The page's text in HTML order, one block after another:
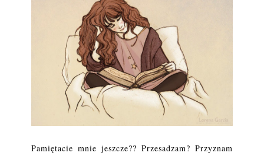
Pamiętacie mnie jeszcze?? Przesadzam? Przyznam